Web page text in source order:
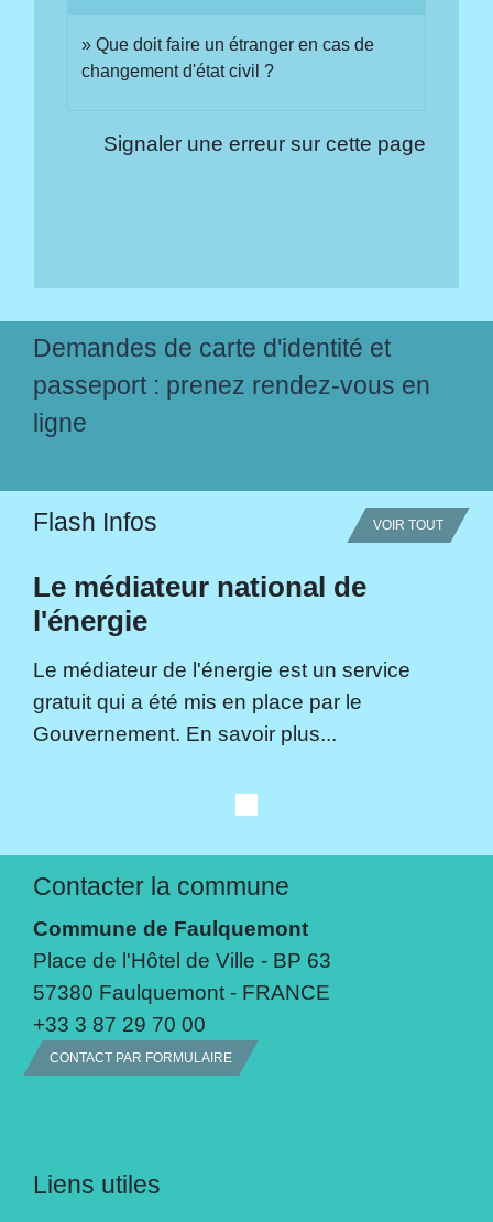
Que doit faire un étranger en cas de
changement d'état civil ?
Signaler une erreur sur cette page
Demandes de carte d'identité et
passeport : prenez rendez-vous en
ligne
Flash Infos VOIR TOUT
Le médiateur national de
l'énergie
Le médiateur de l'énergie est un service
gratuit qui a été mis en place par le
Gouvernement. En savoir plus...
Contacter la commune
Commune de Faulquemont
Place de l'Hôtel de Ville - BP 63
57380 Faulquemont - FRANCE
+33 3 87 29 70 00
CONTACT PAR FORMULAIRE
Liens utiles